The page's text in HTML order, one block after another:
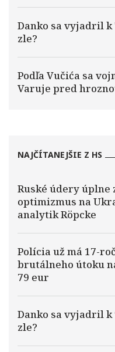
Danko sa vyjadril k
zle?
Podľa Vučića sa
Varuje pred
NAJČÍTANEJŠIE Z HS
Ruské údery
optimizmus na
analytik Röpcke
Polícia už má 17-
brutálneho útoku
79 eur
Danko sa vyjadril k
zle?